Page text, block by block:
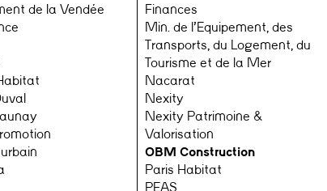
de la Vendée
Finances
Min. de l’Equipement, des
Transports, du Logement, du
Tourisme et de la Mer
Nacarat
Nexity
Nexity Patrimoine &
Valorisation
OBM Construction
Paris Habitat
PEAS